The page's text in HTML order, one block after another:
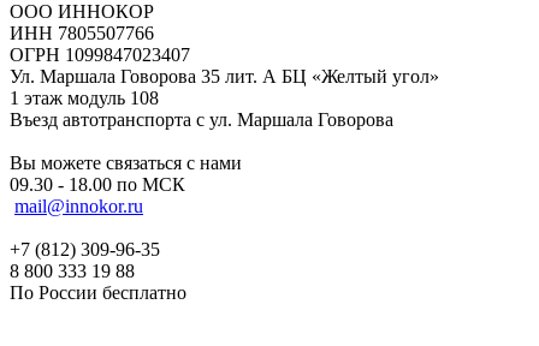
ООО ИННОКОР
ИНН 7805507766
ОГРН 1099847023407
Ул. Маршала Говорова 35 лит. А БЦ «Желтый угол»
1 этаж модуль 108
Въезд автотранспорта с ул. Маршала Говорова
Вы можете связаться с нами
09.30 - 18.00 по МСК
mail@innokor.ru
+7 (812) 309-96-35
8 800 333 19 88
По России бесплатно